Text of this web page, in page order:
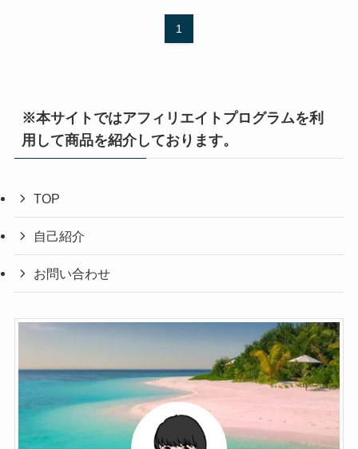
1
※本サイトではアフィリエイトプログラムを利
用して商品を紹介しております。
TOP
自己紹介
お問い合わせ